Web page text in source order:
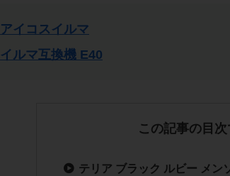
アイコスイルマ
イルマ互換機 E40
この記事の目次
テリア ブラック ルビー メン